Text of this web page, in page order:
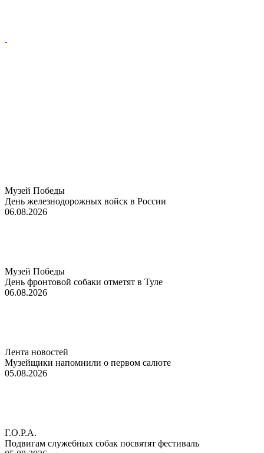
Музей Победы
День железнодорожных войск в России
06.08.2026
Музей Победы
День фронтовой собаки отметят в Туле
06.08.2026
Лента новостей
Музейщики напомнили о первом салюте
05.08.2026
Г.О.Р.А.
Подвигам служебных собак посвятят фестиваль